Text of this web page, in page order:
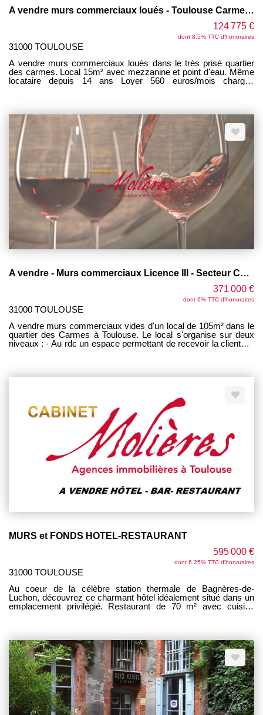
A vendre murs commerciaux loués - Toulouse Carmes 15m²
124 775 €
dont 8.5% TTC d'honoraires
31000 TOULOUSE
A vendre murs commerciaux loués dans le très prisé quartier
des carmes. Local 15m² avec mezzanine et point d'eau. Même
locataire depuis 14 ans Loyer 560 euros/mois charges
A vendre - Murs commerciaux Licence III - Secteur Carmes - 105 m²
371 000 €
dont 6% TTC d'honoraires
31000 TOULOUSE
A vendre murs commerciaux vides d'un local de 105m² dans le
quartier des Carmes à Toulouse. Le local s'organise sur deux
niveaux : - Au rdc un espace permettant de recevoir la clientèle,
place selon conditions de l'activité Activités possibles : tous
Potentiel salon de thé, bar à tapas, épicerie, alimentaire,... Le
Local est vide depuis fin juillet : Ancien loyer 1880 euros/mois
HC/HT Provisions pour charges : 120 €/mois Taxe foncière :
2000 €/an Le précèdent locataire bénéficié d'une licence III.
MURS et FONDS HOTEL-RESTAURANT
595 000 €
dont 6.25% TTC d'honoraires
31000 TOULOUSE
Au coeur de la célèbre station thermale de Bagnères-de-
Luchon, découvrez ce charmant hôtel idéalement situé dans un
emplacement privilégié. Restaurant de 70 m² avec cuisine
rafraichissement. Appartement de fonction. Superficie totale de
800 m² environ. CA de 250 000 € à300 000 e suivant les
années. Idéal pour couple en reconversion.